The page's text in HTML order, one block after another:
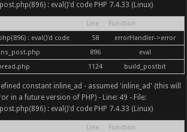
: eval()'d code PHP 7.4.33 (Linux)
Line
Function
: eval()'d code
58
errorHandler->error
896
eval
1124 build_postbit
constant inline_ad - assumed 'inline_ad' (this will
in a future version of PHP) - Line: 49 - File:
: eval()'d code PHP 7.4.33 (Linux)
Line
Function